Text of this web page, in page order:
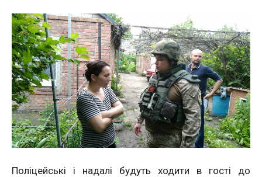
Поліцейські і надалі будуть ходити в гості до